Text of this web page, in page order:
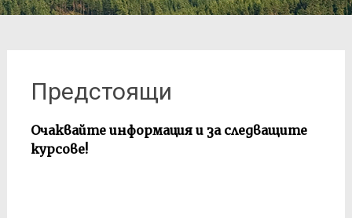
Предстоящи
Очаквайте информация и за следващите
курсове!